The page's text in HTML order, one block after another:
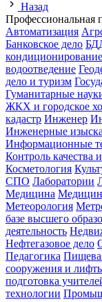
Назад
Профессиональная
Автоматизация
Банковское дело
кондиционирование
водоотведение
дело и туризм
Гуманитарные
ЖКХ и городское
кадастр Инженер
Инженерные
Информационные
Контроль качества
Косметология
СПО Лаборатории
Медицина
Метеорология
базе высшего
деятельность
Нефтегазовое дело
Педагогика
сооружения и
подготовка
технологии